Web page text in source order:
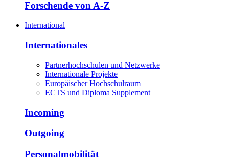
Forschende von A-Z
International
Internationales
Partnerhochschulen und Netzwerke
Internationale Projekte
Europäischer Hochschulraum
ECTS und Diploma Supplement
Incoming
Outgoing
Personalmobilität